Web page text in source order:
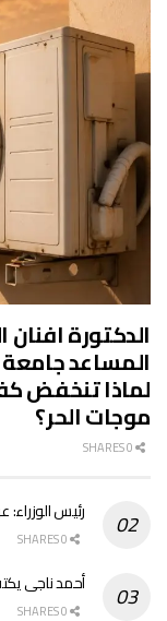
الدكتورة افنان
المساعد
لماذا تنخفض
موجات الحر؟
رئيس
أحمد ناجى